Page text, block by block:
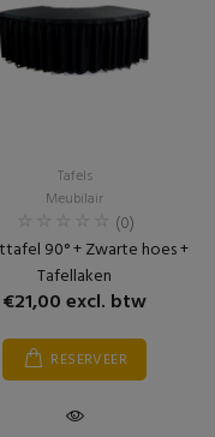
Tafels
Meubilair
(0)
90° + Zwarte hoes +
Tafellaken
€21,00 excl. btw
RESERVEER